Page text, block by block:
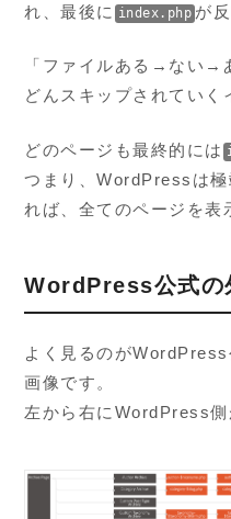
れ、最後に index.php が
「ファイルある→ない
どんスキップされていく
どのページも最終的には
つまり、WordPressは
れば、全てのページを表
WordPress公式の
よく見るのが
画像です。
左から右にWordPress側